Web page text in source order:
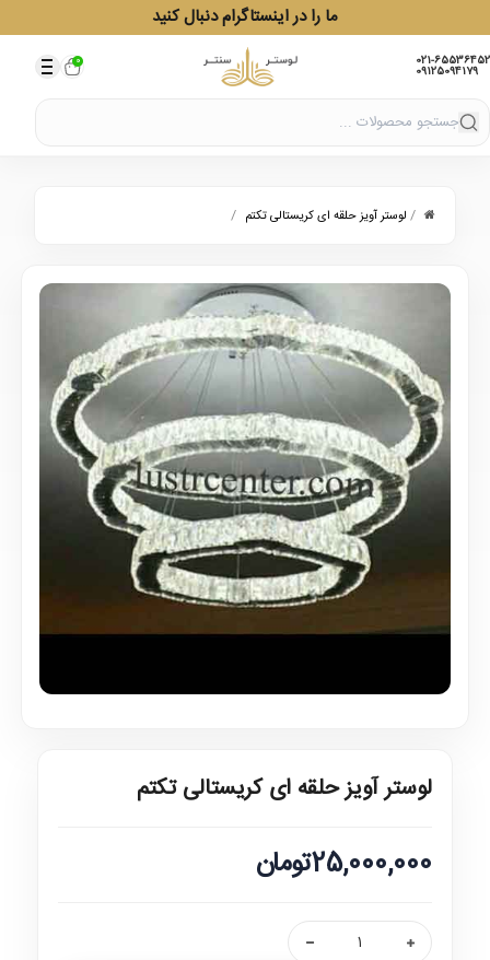
ما را در اینستاگرام دنبال کنید
021-65536452
09125094179
0
/ لوستر آویز حلقه ای کریستالی تکتم /
لوستر آویز حلقه ای کریستالی تکتم
25,000,000تومان